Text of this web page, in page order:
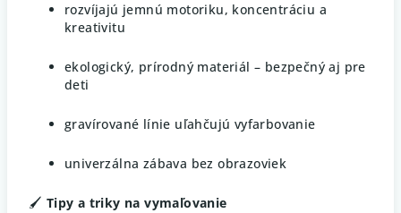
rozvíjajú jemnú motoriku, koncentráciu a
kreativitu
ekologický, prírodný materiál – bezpečný aj pre
deti
gravírované línie uľahčujú vyfarbovanie
univerzálna zábava bez obrazoviek
🖌️ Tipy a triky na vymaľovanie